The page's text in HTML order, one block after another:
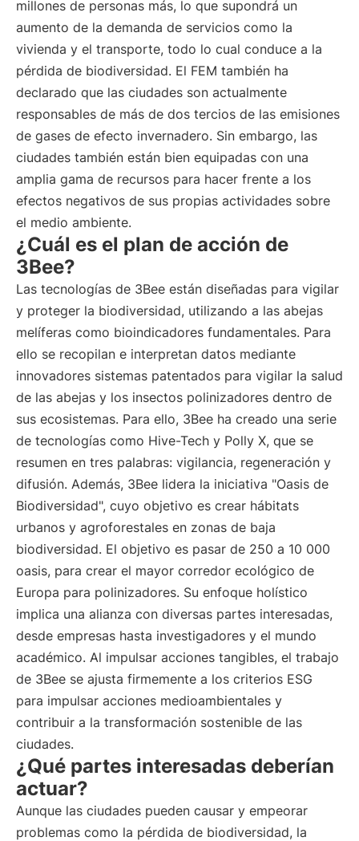
millones de personas más, lo que supondrá un
aumento de la demanda de servicios como la
vivienda y el transporte, todo lo cual conduce a la
pérdida de biodiversidad. El FEM también ha
declarado que las ciudades son actualmente
responsables de más de dos tercios de las emisiones
de gases de efecto invernadero. Sin embargo, las
ciudades también están bien equipadas con una
amplia gama de recursos para hacer frente a los
efectos negativos de sus propias actividades sobre
el medio ambiente.
¿Cuál es el plan de acción de
3Bee?
Las tecnologías de 3Bee están diseñadas para vigilar
y proteger la biodiversidad, utilizando a las abejas
melíferas como bioindicadores fundamentales. Para
ello se recopilan e interpretan datos mediante
innovadores sistemas patentados para vigilar la salud
de las abejas y los insectos polinizadores dentro de
sus ecosistemas. Para ello, 3Bee ha creado una serie
de tecnologías como Hive-Tech y Polly X, que se
resumen en tres palabras: vigilancia, regeneración y
difusión. Además, 3Bee lidera la iniciativa "Oasis de
Biodiversidad", cuyo objetivo es crear hábitats
urbanos y agroforestales en zonas de baja
biodiversidad. El objetivo es pasar de 250 a 10 000
oasis, para crear el mayor corredor ecológico de
Europa para polinizadores. Su enfoque holístico
implica una alianza con diversas partes interesadas,
desde empresas hasta investigadores y el mundo
académico. Al impulsar acciones tangibles, el trabajo
de 3Bee se ajusta firmemente a los criterios ESG
para impulsar acciones medioambientales y
contribuir a la transformación sostenible de las
ciudades.
¿Qué partes interesadas deberían
actuar?
Aunque las ciudades pueden causar y empeorar
problemas como la pérdida de biodiversidad, la